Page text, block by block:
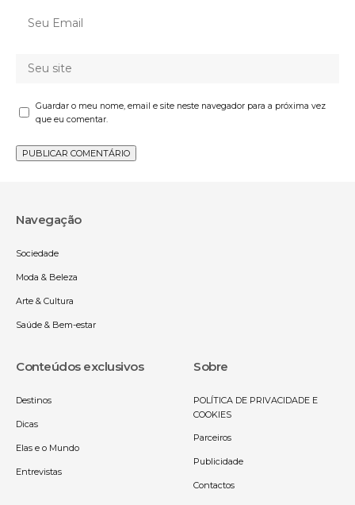
Guardar o meu nome, email e site neste navegador para a próxima vez
que eu comentar.
Navegação
Sociedade
Moda & Beleza
Arte & Cultura
Saúde & Bem-estar
Conteúdos exclusivos
Destinos
Dicas
Elas e o Mundo
Entrevistas
Sobre
POLÍTICA DE PRIVACIDADE E
COOKIES
Parceiros
Publicidade
Contactos